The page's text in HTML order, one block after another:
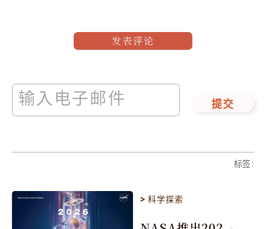
发表评论
提交
标签:
>科学探索